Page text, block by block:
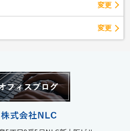
変更
変更